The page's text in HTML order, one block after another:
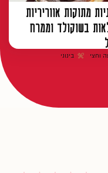
מתוקות אווריריות
בשוקולד וממרח
וחצי
רמת קושי
בינוני